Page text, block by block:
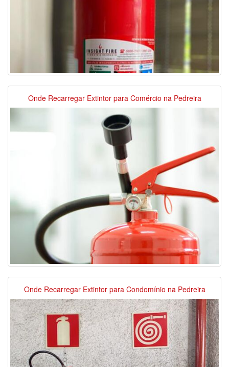
Onde Recarregar Extintor para Comércio na Pedreira
Onde Recarregar Extintor para Condomínio na Pedreira